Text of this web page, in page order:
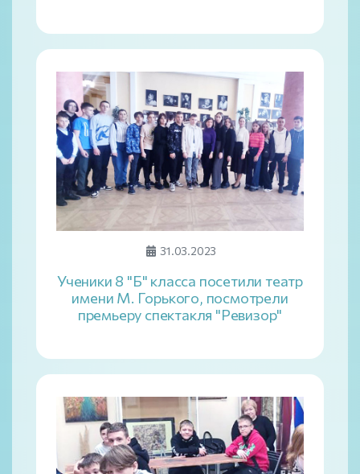
31.03.2023
Ученики 8 "Б" класса посетили театр
имени М. Горького, посмотрели
премьеру спектакля "Ревизор"